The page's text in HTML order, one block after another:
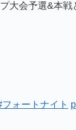
大会予選&本
フォートナイト